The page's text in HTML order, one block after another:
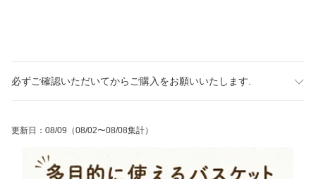
必ずご確認いただいてからご購入をお願いいたします.
更新日 ： 08/09 （08/02〜08/08集計）